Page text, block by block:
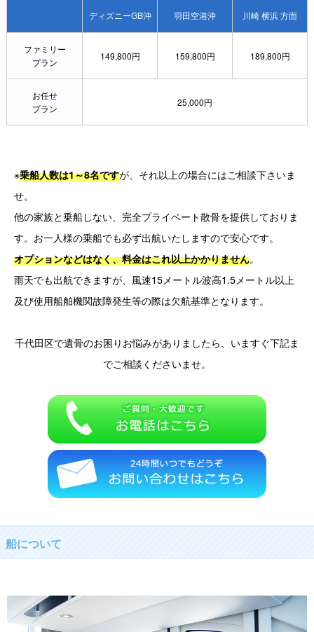
ディズニーGB沖 羽田空港沖 川崎 横浜 方面
ファミリー
プラン
149,800円 159,800円 189,800円
お任せ
プラン
25,000円
※乗船人数は1～8名ですが、それ以上の場合にはご相談下さいま
せ。
他の家族と乗船しない、完全プライベート散骨を提供しておりま
す。 お一人様の乗船でも必ず出航いたしますので安心です。
オプションなどはなく、料金はこれ以上かかりません。
雨天でも出航できますが、風速15メートル波高1.5メートル以上
及び使用船舶機関故障発生等の際は欠航基準となります。
千代田区で遺骨のお困りお悩みがありましたら、いますぐ下記ま
でご相談くださいませ。
船について